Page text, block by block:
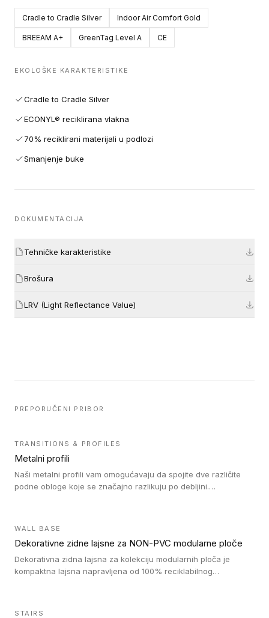
Cradle to Cradle Silver Indoor Air Comfort Gold
BREEAM A+ GreenTag Level A CE
EKOLOŠKE KARAKTERISTIKE
Cradle to Cradle Silver
ECONYL® reciklirana vlakna
70% reciklirani materijali u podlozi
Smanjenje buke
DOKUMENTACIJA
Tehničke karakteristike
Brošura
LRV (Light Reflectance Value)
PREPORUČENI PRIBOR
TRANSITIONS & PROFILES
Metalni profili
Naši metalni profili vam omogućavaju da spojite dve različite
podne obloge koje se značajno razlikuju po debljini.
WALL BASE
Dekorativne zidne lajsne za NON-PVC modularne ploče
Dekorativna zidna lajsna za kolekciju modularnih ploča je
kompaktna lajsna napravljena od 100% reciklabilnog
STAIRS